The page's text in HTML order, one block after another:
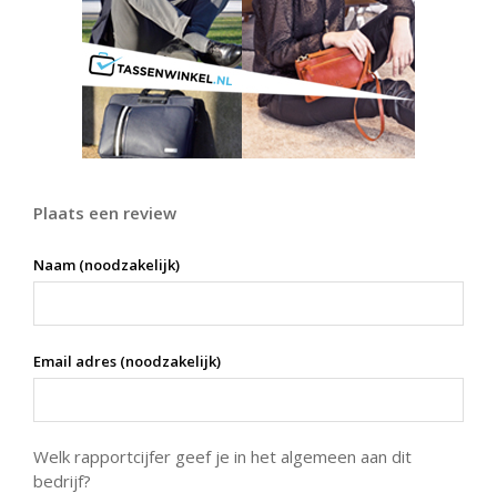
Plaats een review
Naam (noodzakelijk)
Email adres (noodzakelijk)
Welk rapportcijfer geef je in het algemeen aan dit
bedrijf?